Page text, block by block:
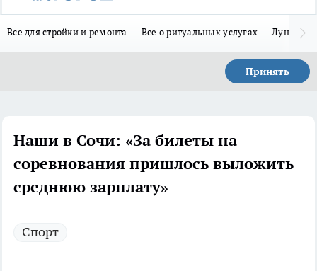
Все для стройки и ремонта Все о ритуальных услугах Лунно-
Принять
Наши в Сочи: «За билеты на
соревнования пришлось выложить
среднюю зарплату»
Спорт